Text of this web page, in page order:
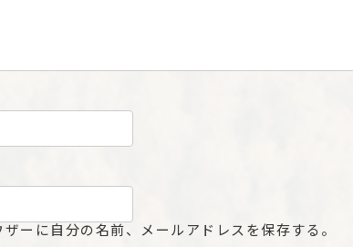
ーに自分の名前、メールアドレスを保存する。